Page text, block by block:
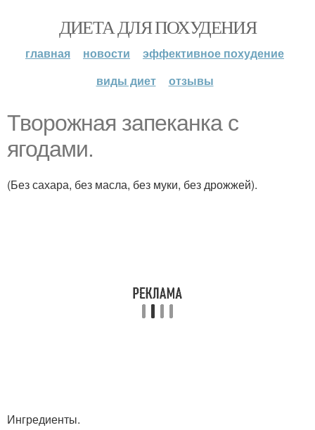
ДИЕТА ДЛЯ ПОХУДЕНИЯ
главная новости
эффективное похудение
виды диет
отзывы
Творожная запеканка с
ягодами.
(Без сахара, без масла, без муки, без дрожжей).
Ингредиенты.